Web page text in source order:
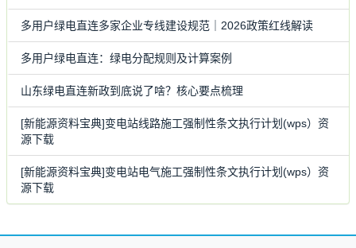
多用户绿电直连多家企业专线建设规范｜2026政策红线解读
多用户绿电直连：绿电分配规则及计算案例
山东绿电直连新政到底说了啥？核心要点梳理
[新能源资料宝典]变电站线路施工强制性条文执行计划(wps）资
源下载
[新能源资料宝典]变电站电气施工强制性条文执行计划(wps）资
源下载